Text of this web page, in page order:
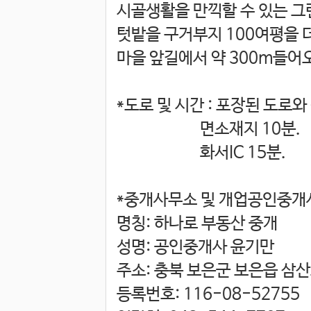
시골생활을 만끽할 수 있는
텃밭을 구거부지 100여평을
마을 앞길에서 약 300m들어
*도로 및 시간 : 포장된
면소재지 10분.
화서IC 15분.
*중개사무소 및 개업공인중개
명칭: 하나로 부동산 중개
성명: 공인중개사 윤기만
주소: 충북 보은군 보은읍 삼
등록번호: 116-08-52755